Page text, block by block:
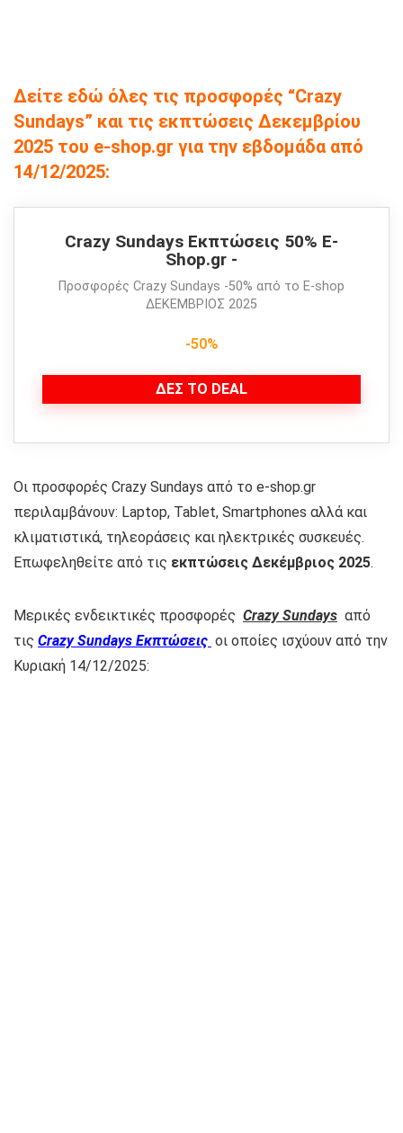
Δείτε εδώ όλες τις προσφορές “Crazy
Sundays” και τις εκπτώσεις Δεκεμβρίου
2025 του e-shop.gr για την εβδομάδα από
14/12/2025:
Crazy Sundays Εκπτώσεις 50% E-
Shop.gr -
Προσφορές Crazy Sundays -50% από το E-shop
ΔΕΚΕΜΒΡΙΟΣ 2025
-50%
ΔΕΣ ΤΟ DEAL
Οι προσφορές Crazy Sundays από το e-shop.gr
περιλαμβάνουν: Laptop, Tablet, Smartphones αλλά και
κλιματιστικά, τηλεοράσεις και ηλεκτρικές συσκευές.
Επωφεληθείτε από τις εκπτώσεις Δεκέμβριος 2025.
Μερικές ενδεικτικές προσφορές Crazy Sundays από
τις Crazy Sundays Εκπτώσεις οι οποίες ισχύουν από την
Κυριακή 14/12/2025: